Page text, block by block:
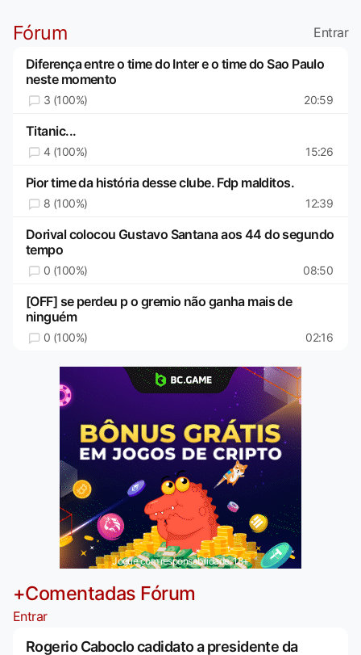
Fórum
Entrar
Diferença entre o time do Inter e o time do Sao Paulo
neste momento
3 (100%) 20:59
Titanic...
4 (100%) 15:26
Pior time da história desse clube. Fdp malditos.
8 (100%) 12:39
Dorival colocou Gustavo Santana aos 44 do segundo
tempo
0 (100%) 08:50
[OFF] se perdeu p o gremio não ganha mais de
ninguém
0 (100%) 02:16
Jogue com responsabilidade. 18+
+Comentadas Fórum
Entrar
Rogerio Caboclo cadidato a presidente da